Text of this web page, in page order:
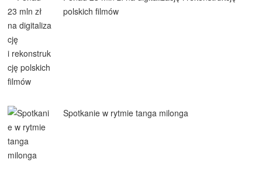
polskich filmów
Spotkanie w rytmie tanga milonga